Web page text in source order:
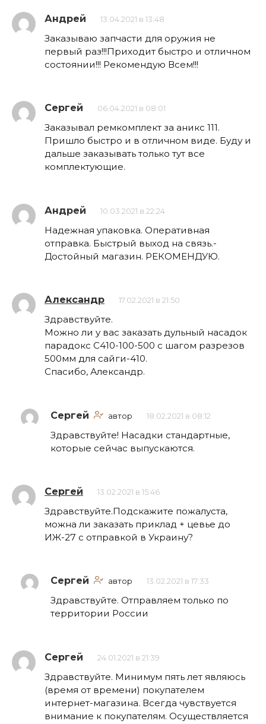
Андрей 13.04.2021 в 13:48
Заказываю запчасти для оружия не
первый раз!!!Приходит быстро и отличном
состоянии!!! Рекомендую Всем!!!
Сергей 06.04.2021 в 08:01
Заказывал ремкомплект за аникс 111.
Пришло быстро и в отличном виде. Буду и
дальше заказывать только тут все
комплектующие.
Андрей 10.03.2021 в 22:24
Надежная упаковка. Оперативная
отправка. Быстрый выход на связь.-
Достойный магазин. РЕКОМЕНДУЮ.
Александр 17.02.2021 в 21:50
Здравствуйте.
Можно ли у вас заказать дульный насадок
парадокс С410-100-500 с шагом разрезов
500мм для сайги-410.
Спасибо, Александр.
Сергей автор 18.02.2021 в 08:12
Здравствуйте! Насадки стандартные,
которые сейчас выпускаются.
Сергей 13.02.2021 в 15:46
Здравствуйте.Подскажите пожалуста,
можна ли заказать приклад + цевье до
ИЖ-27 с отправкой в Украину?
Сергей автор 13.02.2021 в 17:33
Здравствуйте. Отправляем только по
территории России
Сергей 24.01.2021 в 21:39
Здравствуйте. Минимум пять лет являюсь
(время от времени) покупателем
интернет-магазина. Всегда чувствуется
внимание к покупателям. Осуществляется